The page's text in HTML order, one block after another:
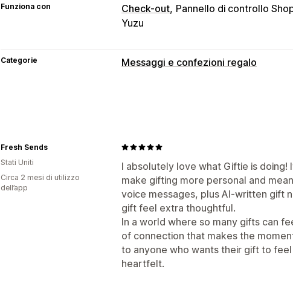
Funziona con Check-out Pannello di controllo
Yuzu
Categorie Messaggi e confezioni regalo
Widget per i regali
I absolutely love what Giftie is doing!
make gifting more personal and
voice messages, plus AI-written gift
gift feel extra thoughtful.
In a world where so many gifts can
of connection that makes the
to anyone who wants their gift to
heartfelt.
Fresh Sends
Stati Uniti
Circa 2 mesi di utilizzo
dell’app